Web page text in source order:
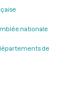
nationale
de